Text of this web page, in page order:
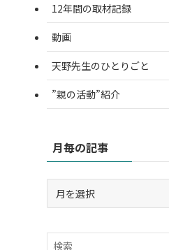
12年間の取材記録
動画
天野先生のひとりごと
”親の活動”紹介
月毎の記事
記
事